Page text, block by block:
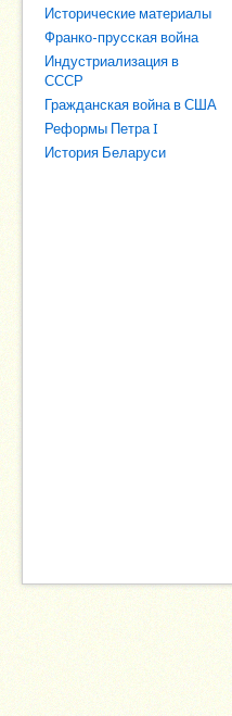
Исторические материалы
Франко-прусская война
Индустриализация в
СССР
Гражданская война в США
Реформы Петра I
История Беларуси